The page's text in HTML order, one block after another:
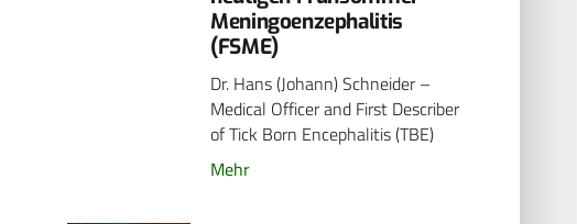
Meningoenzephalitis
(FSME)
Dr. Hans (Johann) Schneider –
Medical Officer and First Describer
of Tick Born Encephalitis (TBE)
Mehr